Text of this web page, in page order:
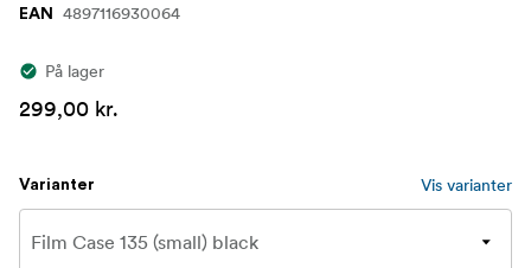
EAN 4897116930064
På lager
299,00 kr.
Varianter Vis varianter